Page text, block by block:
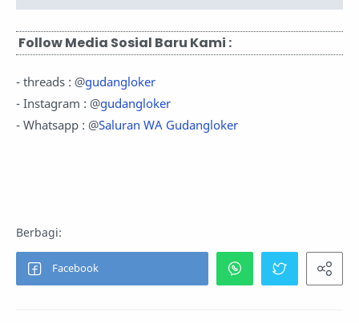
Follow Media Sosial Baru Kami :
- threads : @gudangloker
- Instagram : @gudangloker
- Whatsapp : @Saluran WA Gudangloker